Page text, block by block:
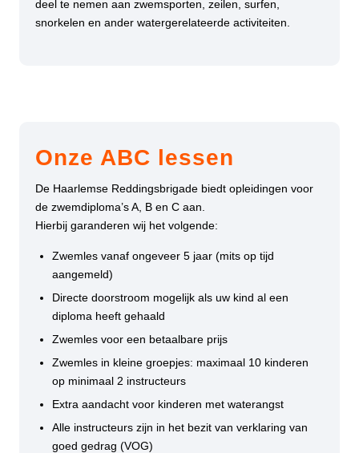
deel te nemen aan zwemsporten, zeilen, surfen,
snorkelen en ander watergerelateerde activiteiten.
Onze ABC lessen
De Haarlemse Reddingsbrigade biedt opleidingen voor
de zwemdiploma’s A, B en C aan.
Hierbij garanderen wij het volgende:
Zwemles vanaf ongeveer 5 jaar (mits op tijd
aangemeld)
Directe doorstroom mogelijk als uw kind al een
diploma heeft gehaald
Zwemles voor een betaalbare prijs
Zwemles in kleine groepjes: maximaal 10 kinderen
op minimaal 2 instructeurs
Extra aandacht voor kinderen met waterangst
Alle instructeurs zijn in het bezit van verklaring van
goed gedrag (VOG)